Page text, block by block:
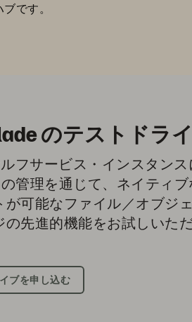
です。
のテストドラ
フサービス・インスタンス
の管理を通じて、ネイティ
が可能なファイル／オブジ
の先進的機能をお試しいた
ブを申し込む